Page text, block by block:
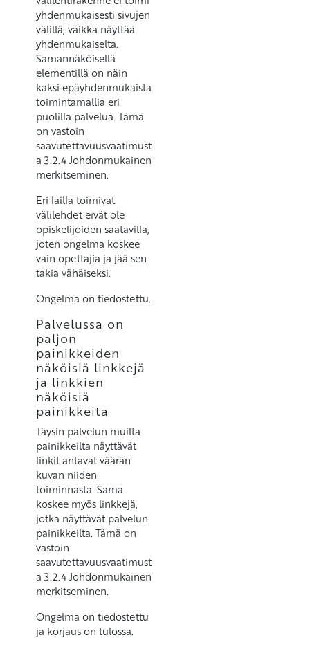
yhdenmukaisesti sivujen
välillä, vaikka näyttää
yhdenmukaiselta.
Samannäköisellä
elementillä on näin
kaksi epäyhdenmukaista
toimintamallia eri
puolilla palvelua. Tämä
on vastoin
saavutettavuusvaatimust
a 3.2.4 Johdonmukainen
merkitseminen.
Eri lailla toimivat
välilehdet eivät ole
opiskelijoiden saatavilla,
joten ongelma koskee
vain opettajia ja jää sen
takia vähäiseksi.
Ongelma on tiedostettu.
Palvelussa on
paljon
painikkeiden
näköisiä linkkejä
ja linkkien
näköisiä
painikkeita
Täysin palvelun muilta
painikkeilta näyttävät
linkit antavat väärän
kuvan niiden
toiminnasta. Sama
koskee myös linkkejä,
jotka näyttävät palvelun
painikkeilta. Tämä on
vastoin
saavutettavuusvaatimust
a 3.2.4 Johdonmukainen
merkitseminen.
Ongelma on tiedostettu
ja korjaus on tulossa.